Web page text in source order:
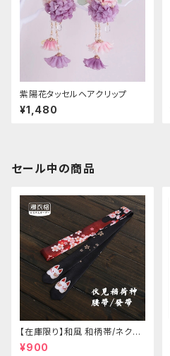
紫陽花タッセルヘアクリップ
¥1,480
セール中の商品
【在庫限り】和風 和柄帯/ネクタ
イ/リボン（狐面/金魚
¥900